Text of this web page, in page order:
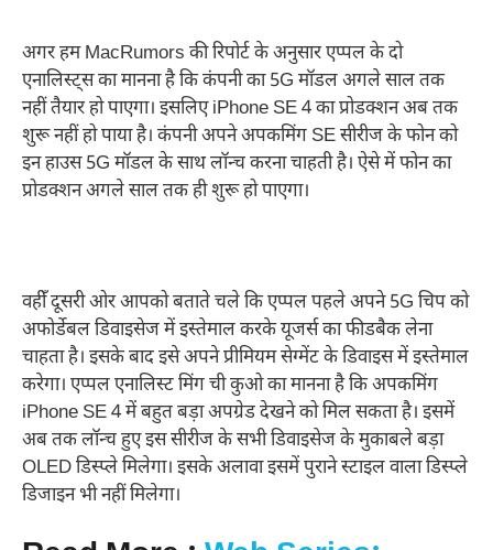
अगर हम MacRumors की रिपोर्ट के अनुसार एप्पल के दो
एनालिस्ट्स का मानना है कि कंपनी का 5G मॉडल अगले साल तक
नहीं तैयार हो पाएगा। इसलिए iPhone SE 4 का प्रोडक्शन अब तक
शुरू नहीं हो पाया है। कंपनी अपने अपकमिंग SE सीरीज के फोन को
इन हाउस 5G मॉडल के साथ लॉन्च करना चाहती है। ऐसे में फोन का
प्रोडक्शन अगले साल तक ही शुरू हो पाएगा।
वहीँ दूसरी ओर आपको बताते चले कि एप्पल पहले अपने 5G चिप को
अफोर्डेबल डिवाइसेज में इस्तेमाल करके यूजर्स का फीडबैक लेना
चाहता है। इसके बाद इसे अपने प्रीमियम सेग्मेंट के डिवाइस में इस्तेमाल
करेगा। एप्पल एनालिस्ट मिंग ची कुओ का मानना है कि अपकमिंग
iPhone SE 4 में बहुत बड़ा अपग्रेड देखने को मिल सकता है। इसमें
अब तक लॉन्च हुए इस सीरीज के सभी डिवाइसेज के मुकाबले बड़ा
OLED डिस्प्ले मिलेगा। इसके अलावा इसमें पुराने स्टाइल वाला डिस्प्ले
डिजाइन भी नहीं मिलेगा।